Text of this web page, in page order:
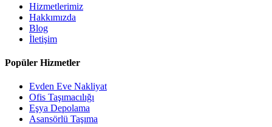
Hizmetlerimiz
Hakkımızda
Blog
İletişim
Popüler Hizmetler
Evden Eve Nakliyat
Ofis Taşımacılığı
Eşya Depolama
Asansörlü Taşıma